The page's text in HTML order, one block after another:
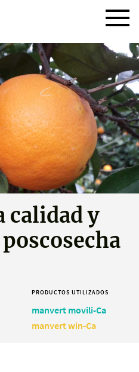
calidad y
PRODUCTOS UTILIZADOS
manvert movili-Ca
manvert win-Ca